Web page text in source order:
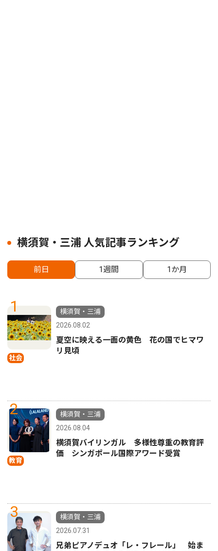
横須賀・三浦 人気記事ランキング
前日 1週間 1か月
1
社会
横須賀・三浦
2026.08.02
夏空に映える一面の黄色 花の国でヒマワ
リ見頃
2
教育
横須賀・三浦
2026.08.04
横須賀バイリンガル 多様性尊重の教育評
価 シンガポール国際アワード受賞
3
横須賀・三浦
2026.07.31
兄弟ピアノデュオ「レ・フレール」 始ま